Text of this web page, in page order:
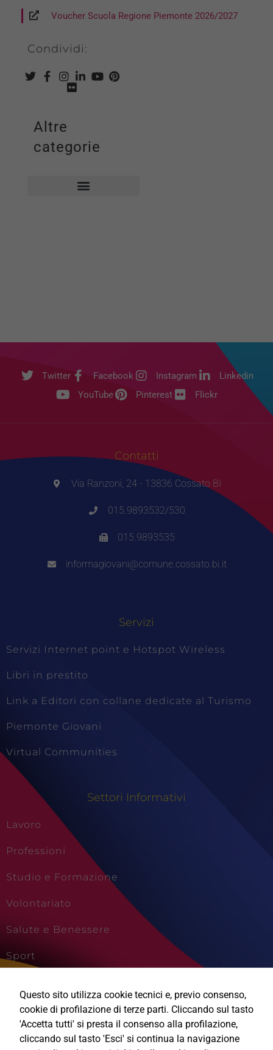
Voucher Scuola Regione Piemonte 2026/2027
Condividi:
Altre
categorie
Twitter Facebook Instagram
Linkedin
YouTube
Pinterest Flickr
Contatti
Via Ranzoni, 24 - 13836 Cossato BI
015.9893532/530
015.9893535
informagiovani@comune.cossato.bi.it
Servizi
Servizi Internet point e Hotspot Wireless
Libri in prestito
Link a Editori con collane dedicate al Turismo
Piemonte Giovani
Virtual Communities
Settori Informativi
Lavoro
Professioni
Studio e Formazione
Volontariato
Salute e Benessere
Sport
Viaggi e Vacanze
Questo sito utilizza cookie tecnici e, previo consenso,
cookie di profilazione di terze parti. Cliccando sul tasto
'Accetta tutti' si presta il consenso alla profilazione,
cliccando sul tasto 'Esci' si continua la navigazione